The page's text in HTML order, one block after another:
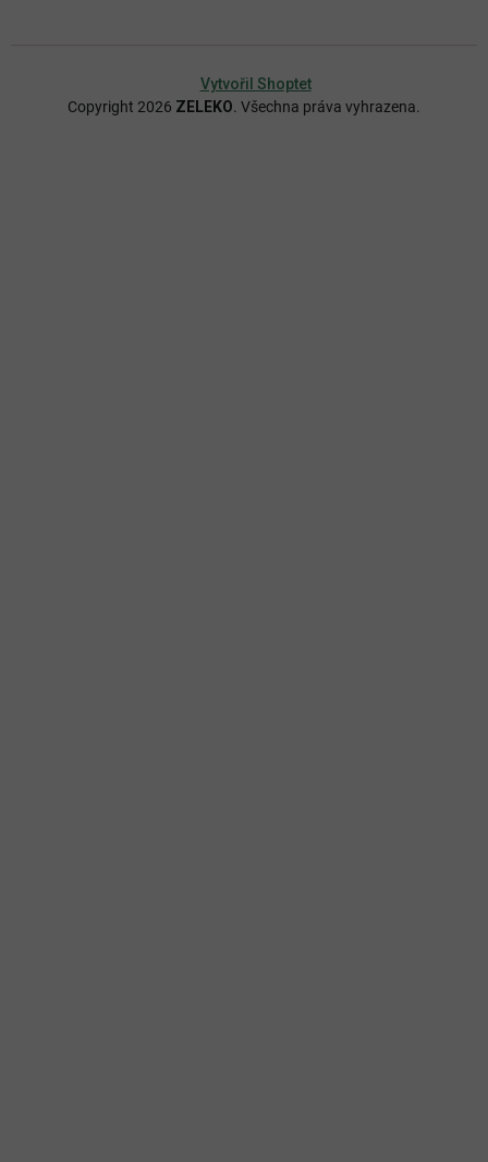
Vytvořil Shoptet
Copyright 2026 ZELEKO. Všechna práva vyhrazena.